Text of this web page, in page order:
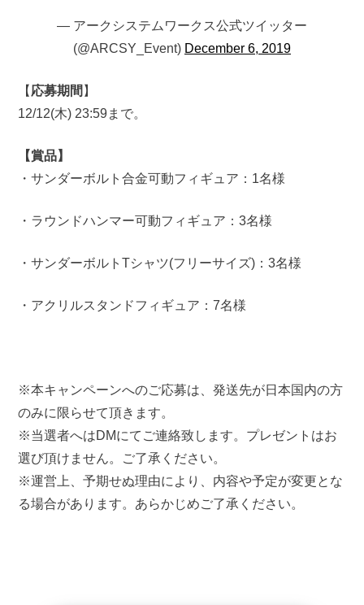
— アークシステムワークス公式ツイッター
(@ARCSY_Event) December 6, 2019
【 応募期間 】
12/12(木) 23:59まで。
【賞品】
・サンダーボルト合金可動フィギュア：1名様
・ラウンドハンマー可動フィギュア：3名様
・サンダーボルトTシャツ(フリーサイズ)：3名様
・アクリルスタンドフィギュア：7名様
※本キャンペーンへのご応募は、発送先が日本国内の方
のみに限らせて頂きます。
※当選者へはDMにてご連絡致します。プレゼントはお
選び頂けません。ご了承ください。
※運営上、予期せぬ理由により、内容や予定が変更とな
る場合があります。あらかじめご了承ください。